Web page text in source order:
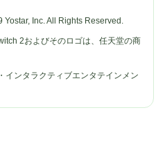
Inc. All Rights Reserved.
2およびそのロゴは、任天堂の商
インタラクティブエンタテインメン